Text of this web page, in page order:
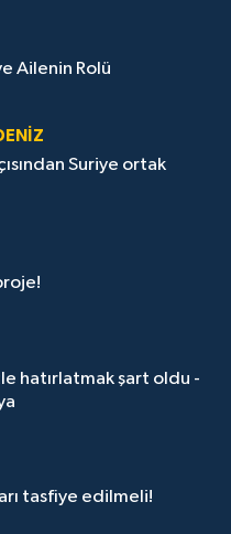
Ailenin Rolü
Suriye ortak
hatırlatmak şart oldu -
tasfiye edilmeli!